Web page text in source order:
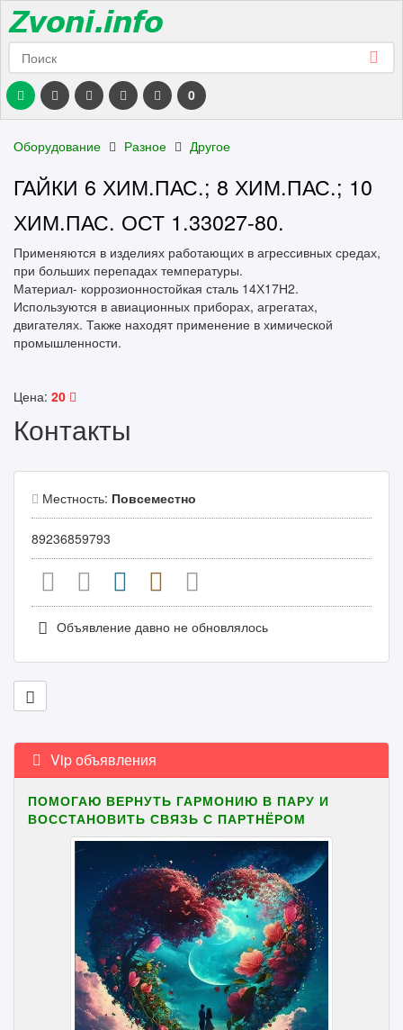
0
Оборудование Разное Другое
ГАЙКИ 6 ХИМ.ПАС.; 8 ХИМ.ПАС.; 10
ХИМ.ПАС. ОСТ 1.33027-80.
Применяются в изделиях работающих в агрессивных средах,
при больших перепадах температуры.
Материал- коррозионностойкая сталь 14Х17Н2.
Используются в авиационных приборах, агрегатах,
двигателях. Также находят применение в химической
промышленности.
Цена: 20
Контакты
Местность: Повсеместно
89236859793
Объявление давно не обновлялось
Vip объявления
ПОМОГАЮ ВЕРНУТЬ ГАРМОНИЮ В ПАРУ И
ВОССТАНОВИТЬ СВЯЗЬ С ПАРТНЁРОМ